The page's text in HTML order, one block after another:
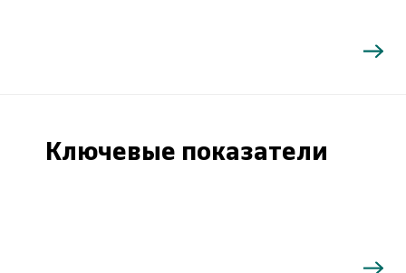
Ключевые показатели